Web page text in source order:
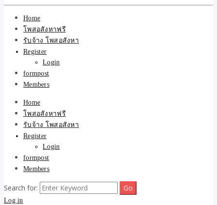
รับจ้างโพสอสังหา ราคาถู
ขายบ้าน ที่ดิน ไม่มีค่านาย
หน้า โดย ทีมงาน รับจ้าง
โพสต์อสังหา-บ้านที่ดิน
Home
โพสอสังหาฟรี
รับจ้าง โพสอสังหา
Register
Login
formpost
Members
Home
โพสอสังหาฟรี
รับจ้าง โพสอสังหา
Register
Login
formpost
Members
Search for:
Log in